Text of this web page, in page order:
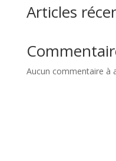
Articles
Aucun commentaire à